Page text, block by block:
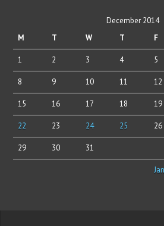
December 2014
M
T W T F
1 2 3 4 5
8 9 10 11 12
15 16 17 18 19
22 23 24 25 26
29 30 31